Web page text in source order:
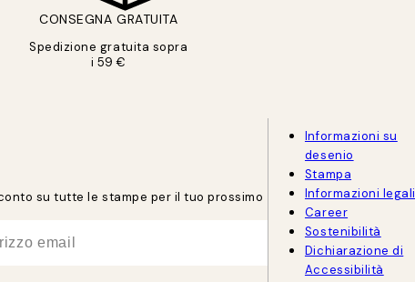
CONSEGNA GRATUITA
Spedizione gratuita sopra
i 59 €
su tutte le stampe per il tuo prossimo
Informazioni su
desenio
Stampa
Informazioni legali
Career
Sostenibilità
Dichiarazione di
Accessibilità